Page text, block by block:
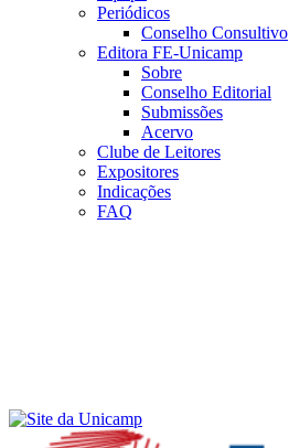
Periódicos
Conselho Consultivo
Editora FE-Unicamp
Sobre
Conselho Editorial
Submissões
Acervo
Clube de Leitores
Expositores
Indicações
FAQ